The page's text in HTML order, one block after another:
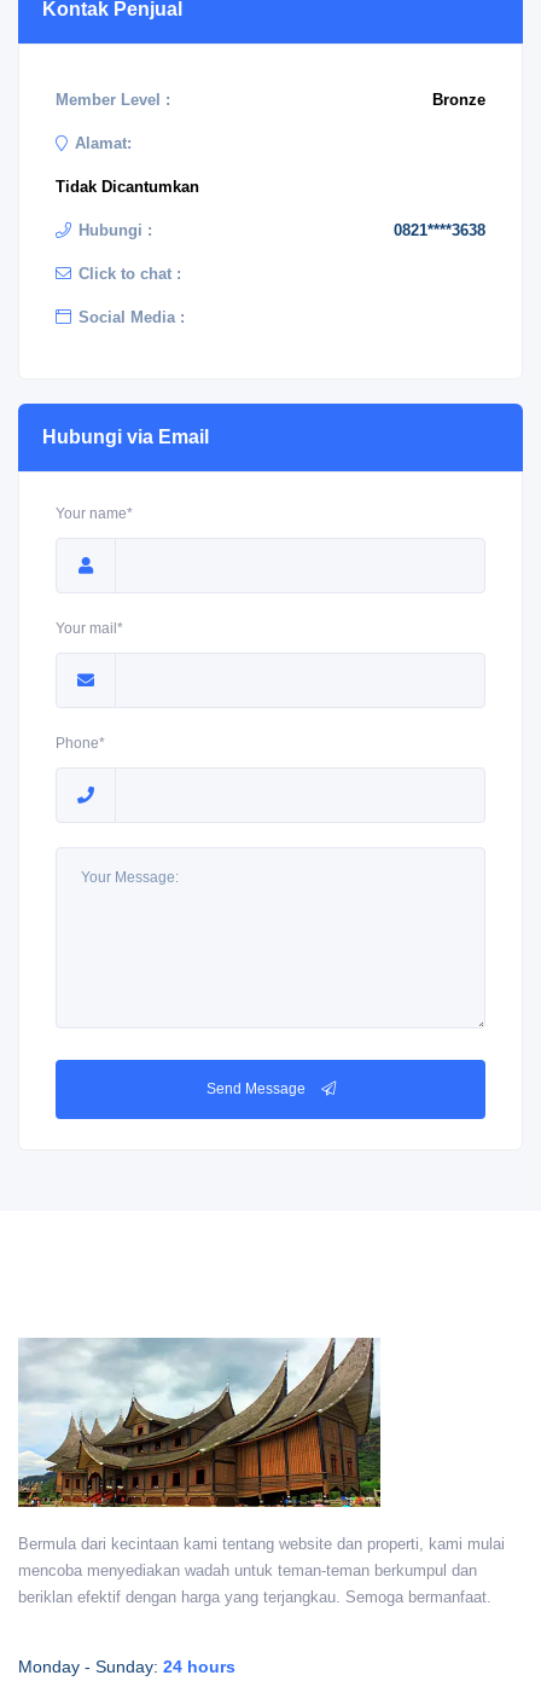
Kontak Penjual
Member Level : Bronze
Alamat:
Tidak Dicantumkan
Hubungi : 0821****3638
Click to chat :
Social Media :
Hubungi via Email
Your name*
Your mail*
Phone*
Send Message
Bermula dari kecintaan kami tentang website dan properti, kami mulai
mencoba menyediakan wadah untuk teman-teman berkumpul dan
beriklan efektif dengan harga yang terjangkau. Semoga bermanfaat.
Monday - Sunday: 24 hours